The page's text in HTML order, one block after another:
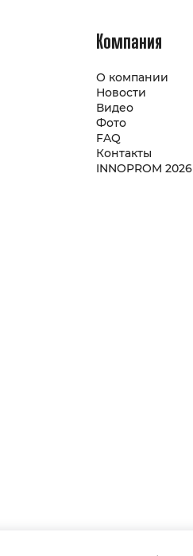
Компания
О компании
Новости
Видео
Фото
FAQ
Контакты
INNOPROM 2026